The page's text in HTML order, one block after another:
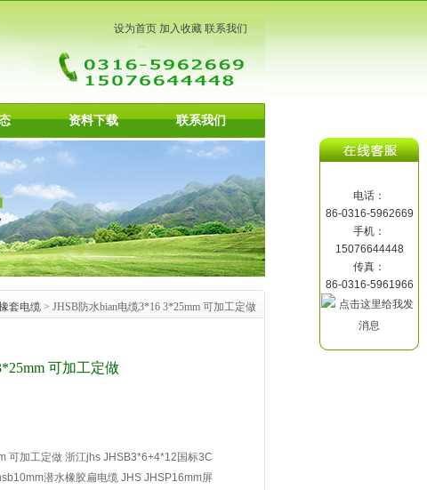
设为首页 加入收藏 联系我们
资料下载 联系我们
套电缆 > JHSB防水bian电缆3*16 3*25mm 可加工定做
可加工定做
可加工定做 浙江jhs JHSB3*6+4*12国标3C
潜水橡胶扁电缆 JHS JHSP16mm屏
电话：
86-0316-5962669
手机：
15076644448
传真：
86-0316-5961966